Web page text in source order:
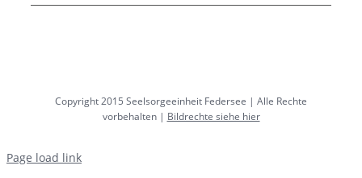
Copyright 2015 Seelsorgeeinheit Federsee | Alle Rechte
vorbehalten | Bildrechte siehe hier
Page load link